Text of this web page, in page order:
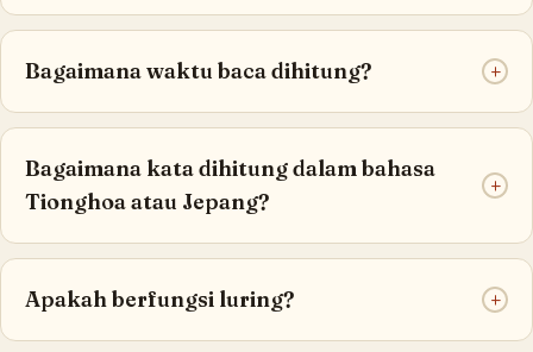
Bagaimana waktu baca dihitung? +
Bagaimana kata dihitung dalam bahasa
Tionghoa atau Jepang?
+
Apakah berfungsi luring? +